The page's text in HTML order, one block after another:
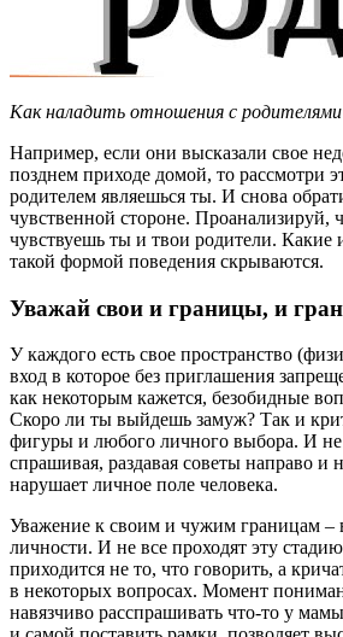
Как наладить отношения с
Например, если они высказали свое
позднем приходе домой, то рассмотри
родителем являешься ты. И снова
чувственной стороне. Проанализируй,
чувствуешь ты и твои родители. Какие
такой формой поведения скрываются.
Уважай свои и границы, и
У каждого есть свое пространство
вход в которое без приглашения
как некоторым кажется, безобидные
Скоро ли ты выйдешь замуж? Так и
фигуры и любого личного выбора. И
спрашивая, раздавая советы направо и
нарушает личное поле человека.
Уважение к своим и чужим границам –
личности. И не все проходят эту
приходится не то, что говорить, а
в некоторых вопросах. Момент
навязчиво расспрашивать что-то у